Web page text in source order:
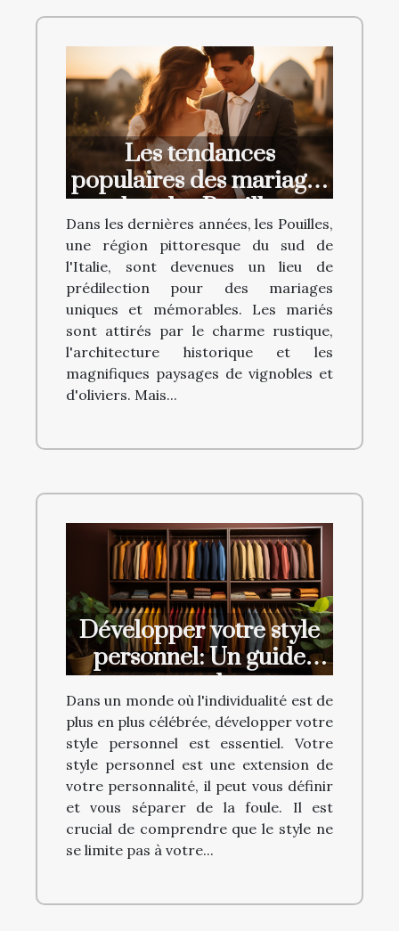
Les tendances
populaires des mariages
dans les Pouilles
Dans les dernières années, les Pouilles,
une région pittoresque du sud de
l'Italie, sont devenues un lieu de
prédilection pour des mariages
uniques et mémorables. Les mariés
sont attirés par le charme rustique,
l'architecture historique et les
magnifiques paysages de vignobles et
d'oliviers. Mais...
Développer votre style
personnel: Un guide
complet
Dans un monde où l'individualité est de
plus en plus célébrée, développer votre
style personnel est essentiel. Votre
style personnel est une extension de
votre personnalité, il peut vous définir
et vous séparer de la foule. Il est
crucial de comprendre que le style ne
se limite pas à votre...